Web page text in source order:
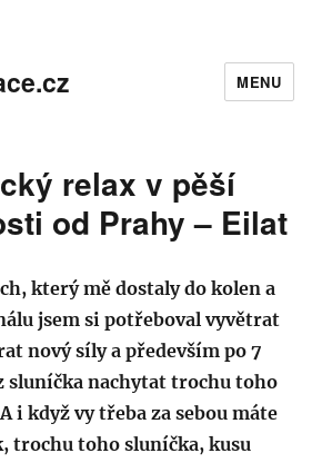
MENU
relax v pěší
od Prahy – Eilat
který mě dostaly do kolen a
jsem si potřeboval vyvětrat
nový síly a především po 7
sluníčka nachytat trochu toho
i když vy třeba za sebou máte
trochu toho sluníčka, kusu